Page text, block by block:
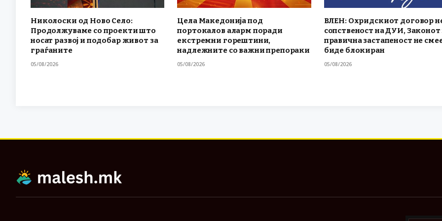
Николоски од Ново Село:
Продолжуваме со проекти што
носат развој и подобар живот за
граѓаните
05/08/2026
Цела Македонија под
портокалов аларм поради
екстремни горештини,
надлежните со важни препораки
05/08/2026
ВЛЕН: Охридскиот договор
сопственост на ДУИ, Законот
правична застапеност не
биде блокиран
05/08/2026